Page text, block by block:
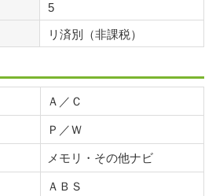
5
リ済別（非課税）
Ａ／Ｃ
Ｐ／Ｗ
メモリ・その他ナビ
ＡＢＳ